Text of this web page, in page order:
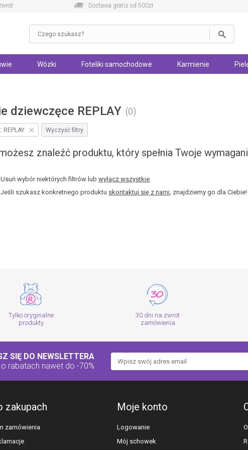
Dostawa gratis od 500zł
Wózki Foteliki samochodowe Karmienie
dziewczęce REPLAY 0
Wyczyść filtry
REPLAY
znaleźć produktu, który spełnia Twoje
Usuń wybór niektórych filtrów lub wyłącz wszystkie.
Jeśli szukasz konkretnego produktu skontaktuj się z nami, znajdziemy go dla Ciebie!
Tylko oryginalne
produkty
30 dni na zwrot
zamówienia
SIĘ DO NEWSLETTERA
rabatach nawet do -70%
zakupach
zamówienia
Moje konto
Logowanie
Mój schowek